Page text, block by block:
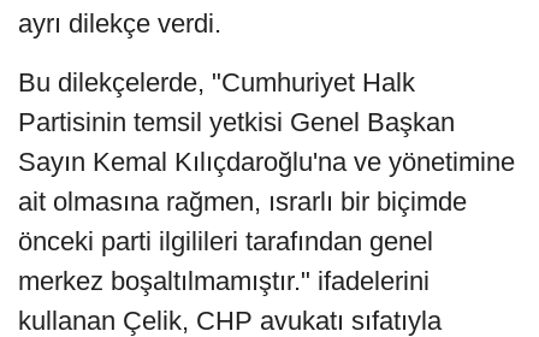
ayrı dilekçe verdi.
Bu dilekçelerde, "Cumhuriyet Halk
Partisinin temsil yetkisi Genel Başkan
Sayın Kemal Kılıçdaroğlu'na ve yönetimine
ait olmasına rağmen, ısrarlı bir biçimde
önceki parti ilgilileri tarafından genel
merkez boşaltılmamıştır." ifadelerini
kullanan Çelik, CHP avukatı sıfatıyla